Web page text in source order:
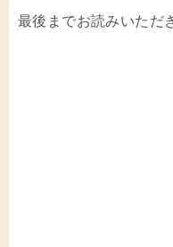
最後までお読みいただ